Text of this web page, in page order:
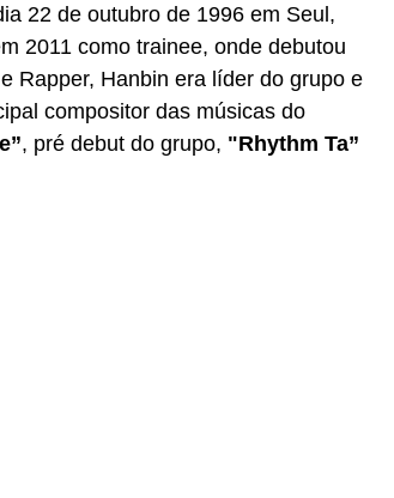
22 de outubro de 1996 em Seul,
2011 como trainee, onde debutou
Rapper, Hanbin era líder do grupo e
compositor das músicas do
, pré debut do grupo, "Rhythm Ta”